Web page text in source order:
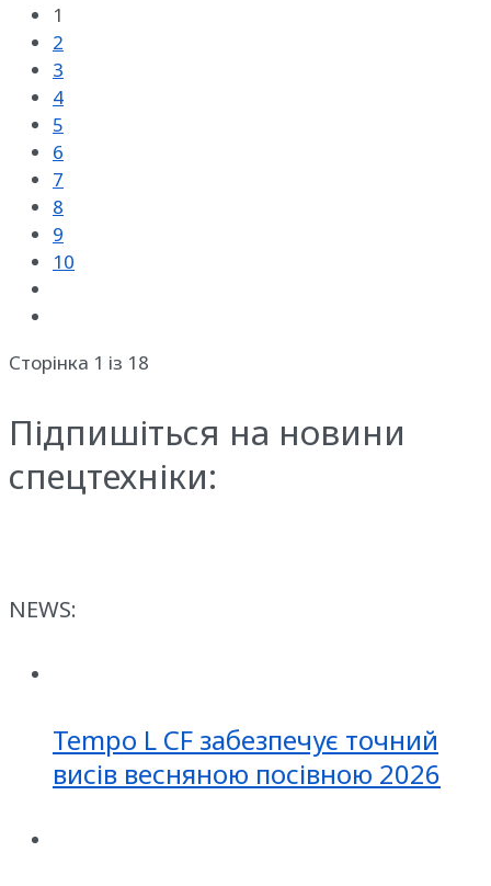
1
2
3
4
5
6
7
8
9
10
Сторінка 1 із 18
Підпишіться на новини
спецтехніки:
NEWS:
Tempo L CF забезпечує точний
висів весняною посівною 2026